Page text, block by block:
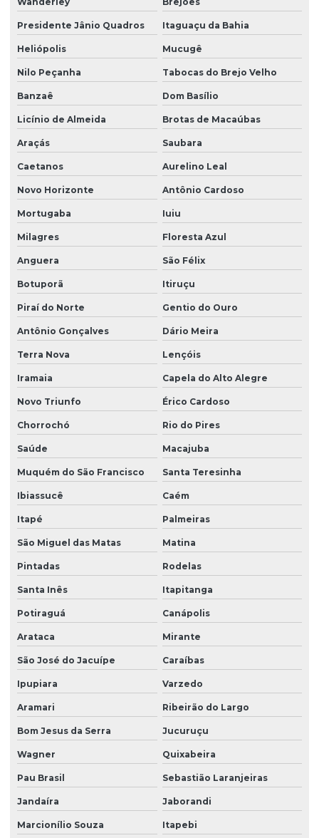
Presidente Jânio Quadros Itaguaçu da Bahia
Heliópolis Mucugê
Nilo Peçanha Tabocas do Brejo Velho
Banzaê Dom Basílio
Licínio de Almeida Brotas de Macaúbas
Araçás Saubara
Caetanos Aurelino Leal
Novo Horizonte Antônio Cardoso
Mortugaba Iuiu
Milagres Floresta Azul
Anguera São Félix
Botuporã Itiruçu
Piraí do Norte Gentio do Ouro
Antônio Gonçalves Dário Meira
Terra Nova Lençóis
Iramaia Capela do Alto Alegre
Novo Triunfo Érico Cardoso
Chorrochó Rio do Pires
Saúde Macajuba
Muquém do São Francisco Santa Teresinha
Ibiassucê Caém
Itapé Palmeiras
São Miguel das Matas Matina
Pintadas Rodelas
Santa Inês Itapitanga
Potiraguá Canápolis
Arataca Mirante
São José do Jacuípe Caraíbas
Ipupiara Varzedo
Aramari Ribeirão do Largo
Bom Jesus da Serra Jucuruçu
Wagner Quixabeira
Pau Brasil Sebastião Laranjeiras
Jandaíra Jaborandi
Marcionílio Souza Itapebi